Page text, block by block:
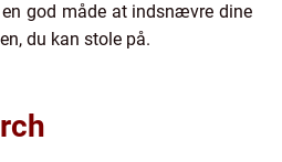
god måde at indsnævre dine
du kan stole på.